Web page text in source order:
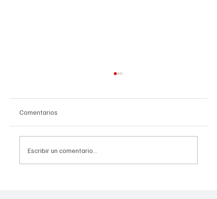
Comentarios
Escribir un comentario...